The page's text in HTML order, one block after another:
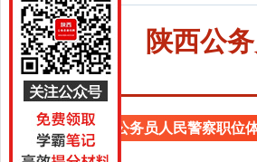
陕西公
陕西公务员人民警察职位